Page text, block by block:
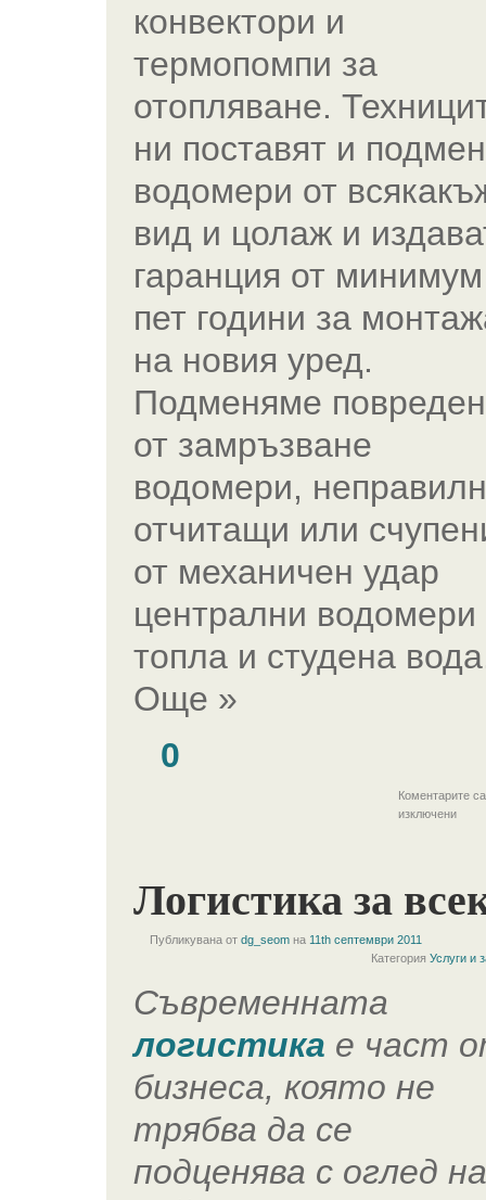
конвектори и
термопомпи за
отопляване.
ни поставят и
водомери от
вид и цолаж и
гаранция от минимум
пет години за
на новия уред.
Подменяме
от замръзване
водомери,
отчитащи или
от механичен удар
централни водомери
топла и студена
Още »
0
Коментарите са
изключени
Логистика за
Публикувана от dg_seom на 11th септември 2011
Категория Услуги и
Съвременната
логистика е част
бизнеса, която не
трябва да се
подценява с оглед на